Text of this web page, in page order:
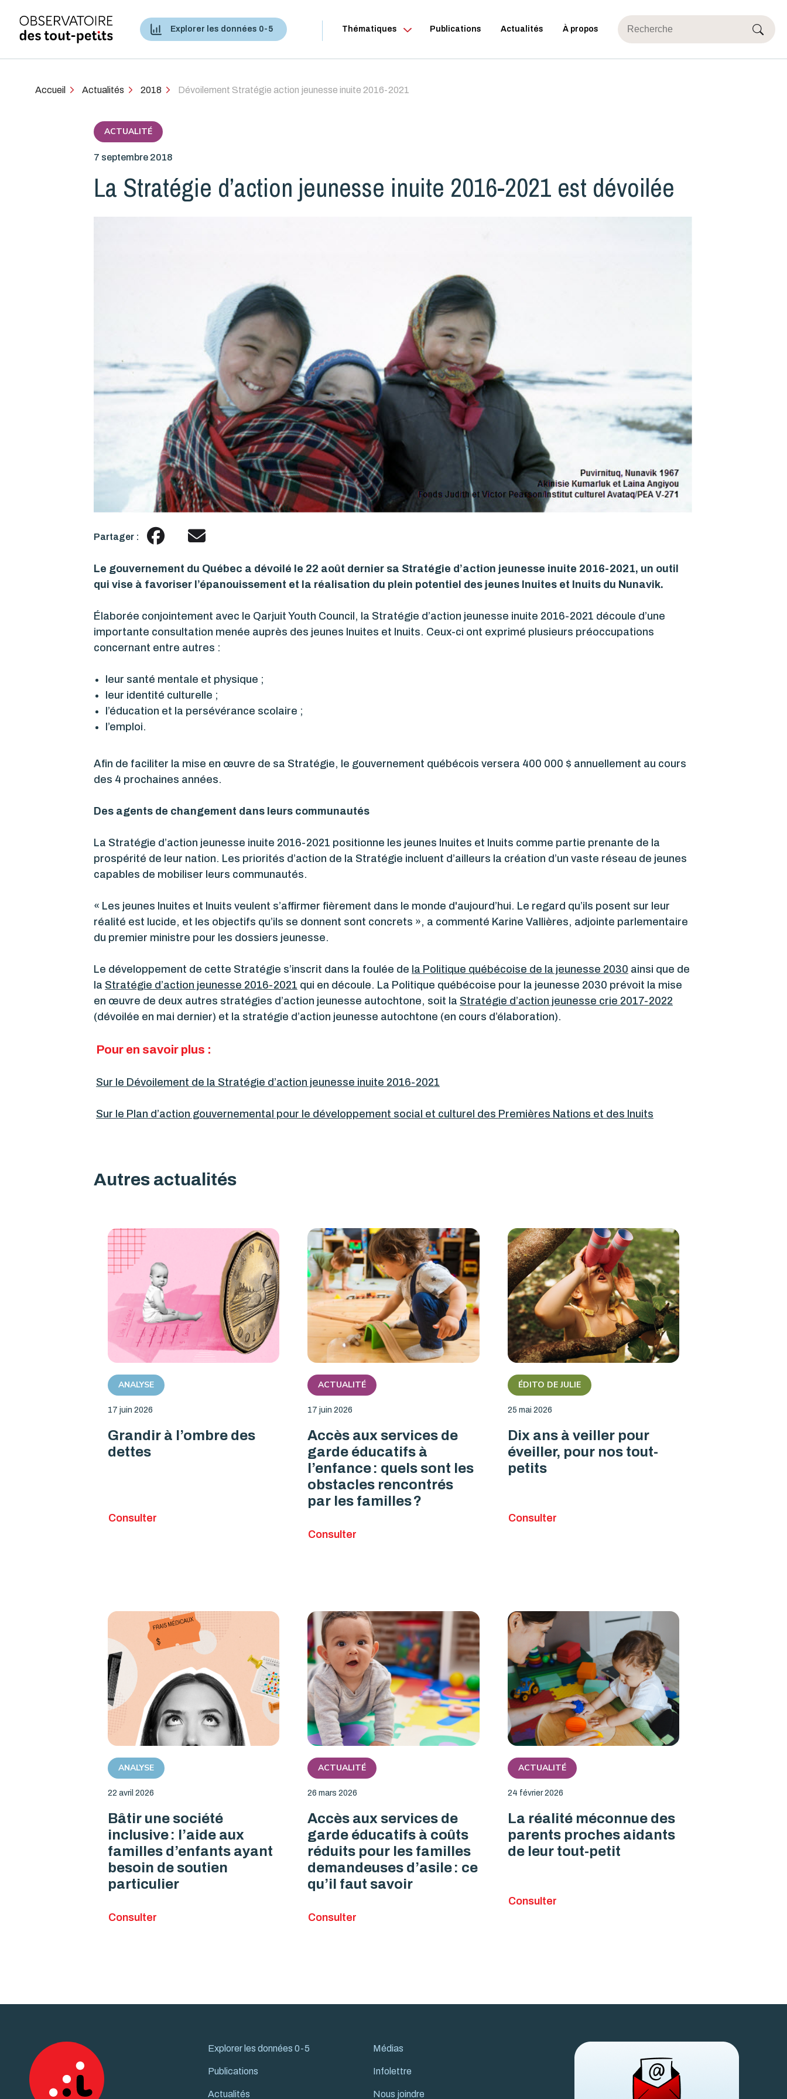
Thématiques
Explorer les données 0-5 Publications Actualités À propos
Accueil Actualités 2018 Dévoilement Stratégie action jeunesse inuite 2016-2021
ACTUALITÉ
7 septembre 2018
La Stratégie d’action jeunesse inuite 2016-2021 est dévoilée
Partager :
Le gouvernement du Québec a dévoilé le 22 août dernier sa Stratégie d’action jeunesse inuite 2016-2021, un outil
qui vise à favoriser l’épanouissement et la réalisation du plein potentiel des jeunes Inuites et Inuits du Nunavik.
Élaborée conjointement avec le Qarjuit Youth Council, la Stratégie d’action jeunesse inuite 2016-2021 découle d’une
importante consultation menée auprès des jeunes Inuites et Inuits. Ceux-ci ont exprimé plusieurs préoccupations
concernant entre autres :
leur santé mentale et physique ;
leur identité culturelle ;
l’éducation et la persévérance scolaire ;
l’emploi.
Afin de faciliter la mise en œuvre de sa Stratégie, le gouvernement québécois versera 400 000 $ annuellement au cours
des 4 prochaines années.
Des agents de changement dans leurs communautés
La Stratégie d’action jeunesse inuite 2016-2021 positionne les jeunes Inuites et Inuits comme partie prenante de la
prospérité de leur nation. Les priorités d’action de la Stratégie incluent d’ailleurs la création d’un vaste réseau de jeunes
capables de mobiliser leurs communautés.
« Les jeunes Inuites et Inuits veulent s’affirmer fièrement dans le monde d'aujourd’hui. Le regard qu’ils posent sur leur
réalité est lucide, et les objectifs qu’ils se donnent sont concrets », a commenté Karine Vallières, adjointe parlementaire
du premier ministre pour les dossiers jeunesse.
Le développement de cette Stratégie s’inscrit dans la foulée de la Politique québécoise de la jeunesse 2030 ainsi que de
la Stratégie d’action jeunesse 2016-2021 qui en découle. La Politique québécoise pour la jeunesse 2030 prévoit la mise
en œuvre de deux autres stratégies d’action jeunesse autochtone, soit la Stratégie d’action jeunesse crie 2017-2022
(dévoilée en mai dernier) et la stratégie d’action jeunesse autochtone (en cours d’élaboration).
Pour en savoir plus :
Sur le Dévoilement de la Stratégie d’action jeunesse inuite 2016-2021
Sur le Plan d’action gouvernemental pour le développement social et culturel des Premières Nations et des Inuits
Autres actualités
ANALYSE
17 juin 2026
Grandir à l’ombre des
dettes
Consulter
ACTUALITÉ
17 juin 2026
Accès aux services de
garde éducatifs à
l’enfance : quels sont les
obstacles rencontrés
par les familles ?
Consulter
ÉDITO DE JULIE
25 mai 2026
Dix ans à veiller pour
éveiller, pour nos tout-
petits
Consulter
ANALYSE
22 avril 2026
Bâtir une société
inclusive : l’aide aux
familles d’enfants ayant
besoin de soutien
particulier
Consulter
ACTUALITÉ
26 mars 2026
Accès aux services de
garde éducatifs à coûts
réduits pour les familles
demandeuses d’asile : ce
qu’il faut savoir
Consulter
ACTUALITÉ
24 février 2026
La réalité méconnue des
parents proches aidants
de leur tout-petit
Consulter
Explorer les données 0-5
Publications
Actualités
Médias
Infolettre
Nous joindre